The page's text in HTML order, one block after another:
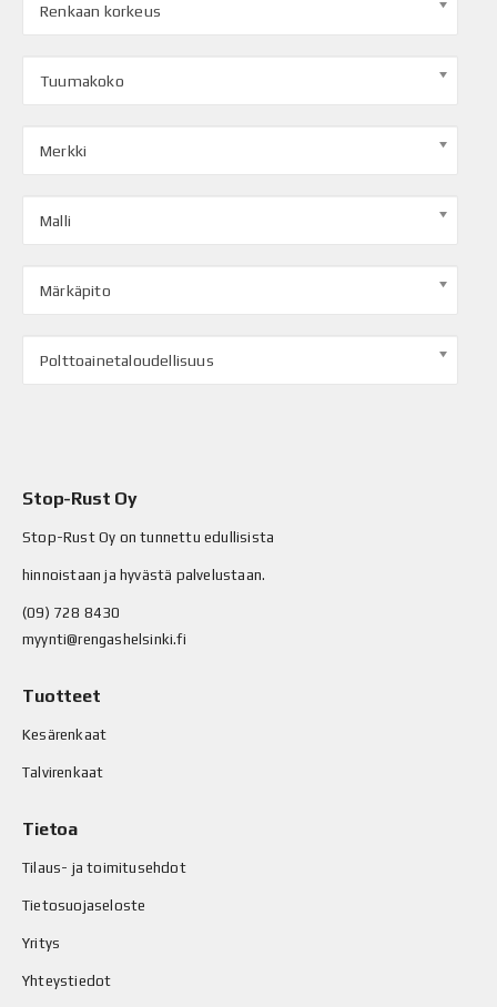
Renkaan korkeus
Tuumakoko
Merkki
Malli
Märkäpito
Polttoainetaloudellisuus
Stop-Rust Oy
Stop-Rust Oy on tunnettu edullisista
hinnoistaan ja hyvästä palvelustaan.
(09) 728 8430
myynti@rengashelsinki.fi
Tuotteet
Kesärenkaat
Talvirenkaat
Tietoa
Tilaus- ja toimitusehdot
Tietosuojaseloste
Yritys
Yhteystiedot